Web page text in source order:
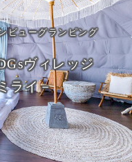
ビューグランピング
ヴィレッジ
ライ－